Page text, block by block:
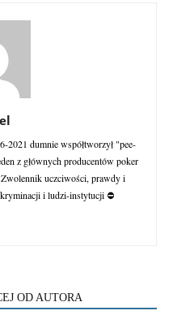
2021 dumnie współtworzył "pee-
z głównych producentów poker
uczciwości, prawdy i
i ludzi-instytucji ⛔
OD AUTORA